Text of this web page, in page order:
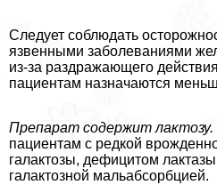
Следует соблюдать
язвенными заболеваниями
из-за раздражающего
пациентам назначаются
Препарат содержит лактозу.
пациентам с редкой
галактозы, дефицитом
галактозной мальабсорбцией.